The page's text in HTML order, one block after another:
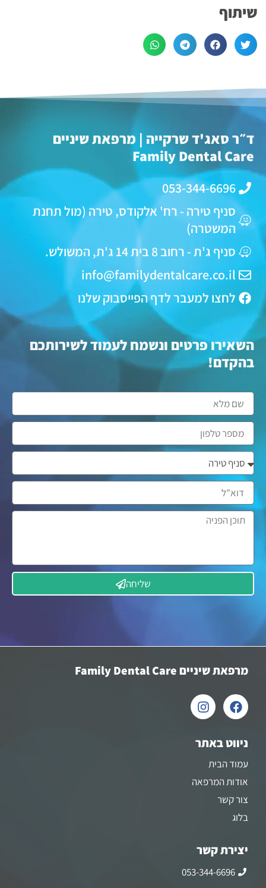
שיתוף
ד״ר סאג'ד שרקייה | מרפאת שיניים
Family Dental Care
053-344-6696
סניף טירה - רח' אלקודס, טירה (מול תחנת
המשטרה)
סניף ג'ת - רחוב 8 בית 14 ג'ת, המשולש.
info@familydentalcare.co.il
לחצו למעבר לדף הפייסבוק שלנו
השאירו פרטים ונשמח לעמוד לשירותכם
בהקדם!
שליחה
מרפאת שיניים Family Dental Care
ניווט באתר
עמוד הבית
אודות המרפאה
צור קשר
בלוג
יצירת קשר
053-344-6696